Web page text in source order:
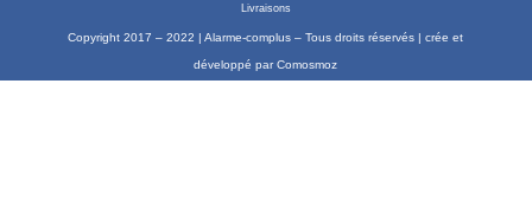
Livraisons
Copyright 2017 – 2022 | Alarme-complus – Tous droits réservés | crée et
développé par Comosmoz